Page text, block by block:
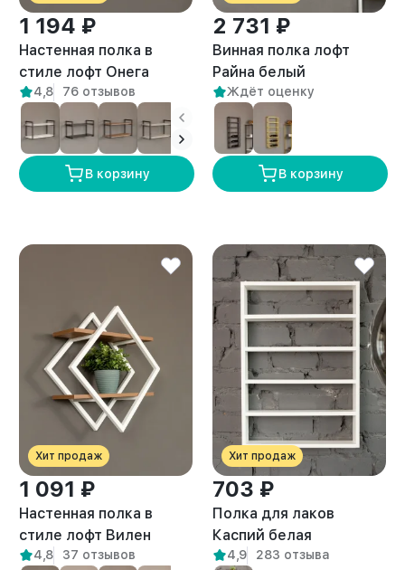
1 194 ₽
Настенная полка в
стиле лофт Онега
белый/амаретто
4,8 76 отзывов
В корзину
2 731 ₽
Винная полка лофт
Райна белый
Ждёт оценку
В корзину
Хит продаж
1 091 ₽
Настенная полка в
стиле лофт Вилен
белый/амаретто
4,8 37 отзывов
Хит продаж
703 ₽
Полка для лаков
Каспий белая
4,9 283 отзыва